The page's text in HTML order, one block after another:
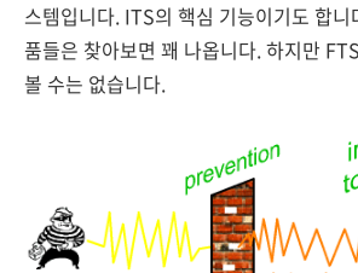
스템입니다. ITS의 핵심 기능이기도 합니
품들은 찾아보면 꽤 나옵니다. 하지만
볼 수는 없습니다.